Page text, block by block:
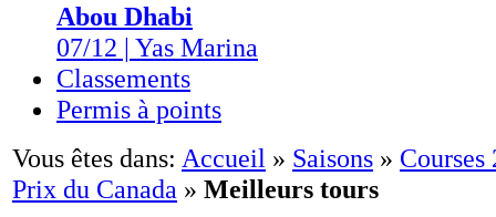
Abou Dhabi
07/12 | Yas Marina
Classements
Permis à points
Vous êtes dans: Accueil » Saisons » Courses
Prix du Canada » Meilleurs tours